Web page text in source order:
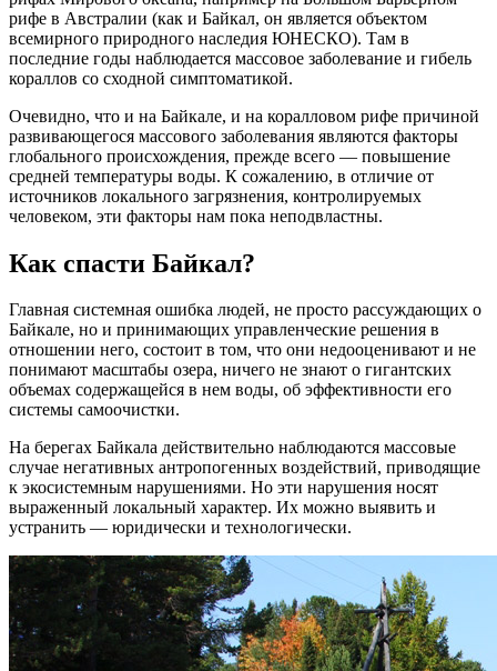
рифе в Австралии (как и Байкал, он является объектом
всемирного природного наследия ЮНЕСКО). Там в
последние годы наблюдается массовое заболевание и гибель
кораллов со сходной симптоматикой.
Очевидно, что и на Байкале, и на коралловом рифе причиной
развивающегося массового заболевания являются факторы
глобального происхождения, прежде всего — повышение
средней температуры воды. К сожалению, в отличие от
источников локального загрязнения, контролируемых
человеком, эти факторы нам пока неподвластны.
Как спасти Байкал?
Главная системная ошибка людей, не просто рассуждающих о
Байкале, но и принимающих управленческие решения в
отношении него, состоит в том, что они недооценивают и не
понимают масштабы озера, ничего не знают о гигантских
объемах содержащейся в нем воды, об эффективности его
системы самоочистки.
На берегах Байкала действительно наблюдаются массовые
случае негативных антропогенных воздействий, приводящие
к экосистемным нарушениями. Но эти нарушения носят
выраженный локальный характер. Их можно выявить и
устранить — юридически и технологически.